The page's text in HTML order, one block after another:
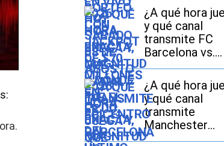
dónde fue el
epicentro del
último
¿A qué hora
y qué canal
transmite FC
Barcelona vs.
Nottingham
Forest EN VIVO
hoy por
2026?
¿A qué hora
y qué canal
transmite
Manchester
United vs.